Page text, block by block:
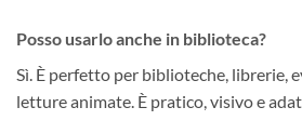
Posso usarlo anche in biblioteca?
Sì. È perfetto per biblioteche, librerie,
letture animate. È pratico, visivo e